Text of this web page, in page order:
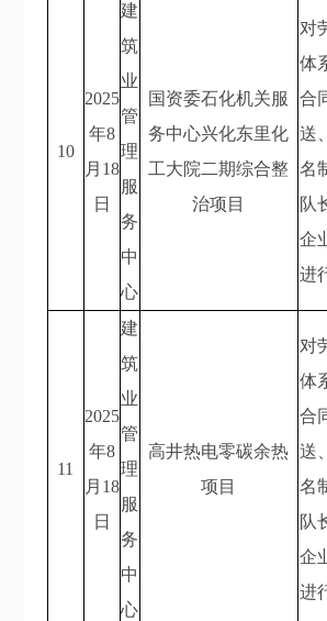
10
2025
年8
月18
日
建
筑
业
管
理
服
务
中
心
国资委石化机关服
务中心兴化东里化
工大院二期综合整
治项目
对
体
合
送
名
队
企
进
11
2025
年8
月18
日
建
筑
业
管
理
服
务
中
心
高井热电零碳余热
项目
对
体
合
送
名
队
企
进